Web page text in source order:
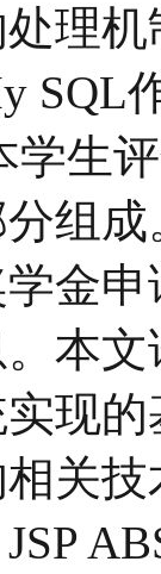
理
SQL
学生
组
金
本
现
关